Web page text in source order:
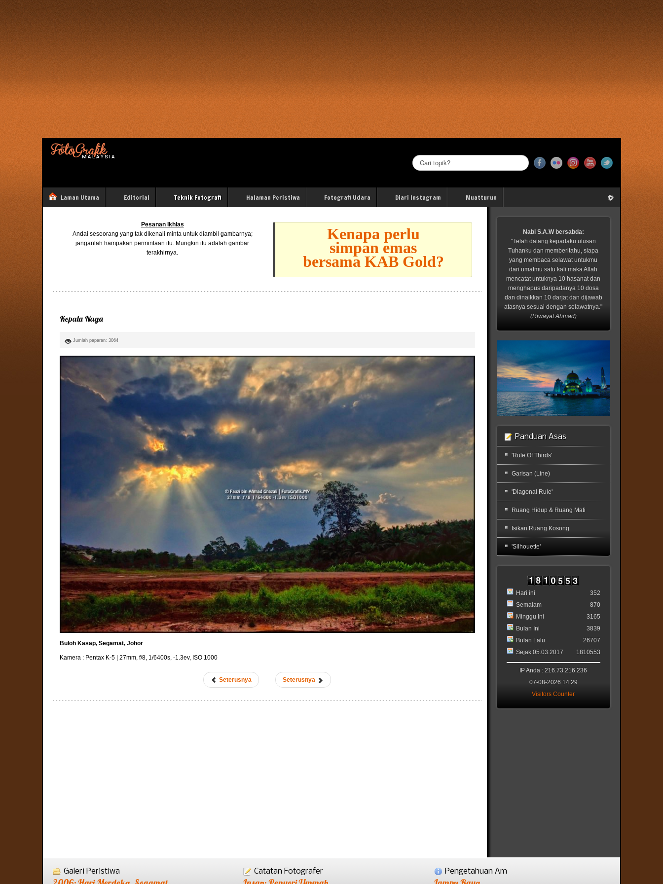
Cari...
Laman Utama Editorial Teknik Fotografi Halaman Peristiwa Fotografi Udara Diari Instagram Muatturun
Pesanan Ikhlas
Andai seseorang yang tak dikenali minta untuk diambil gambarnya;
janganlah hampakan permintaan itu. Mungkin itu adalah gambar
terakhirnya.
Kenapa perlu
simpan emas
bersama KAB Gold?
Kepala Naga
Jumlah paparan: 3064
Buloh Kasap, Segamat, Johor
Kamera : Pentax K-5 | 27mm, f/8, 1/6400s, -1.3ev, ISO 1000
Seterusnya Seterusnya
Nabi S.A.W bersabda:
"Telah datang kepadaku utusan
Tuhanku dan memberitahu, siapa
yang membaca selawat untukmu
dari umatmu satu kali maka Allah
mencatat untuknya 10 hasanat dan
menghapus daripadanya 10 dosa
dan dinaikkan 10 darjat dan dijawab
atasnya sesuai dengan selawatnya."
(Riwayat Ahmad)
Panduan Asas
'Rule Of Thirds'
Garisan (Line)
'Diagonal Rule'
Ruang Hidup & Ruang Mati
Isikan Ruang Kosong
'Silhouette'
Hari ini
Semalam
Minggu Ini
Bulan Ini
Bulan Lalu
Sejak 05.03.2017
352
870
3165
3839
26707
1810553
IP Anda : 216.73.216.236
07-08-2026 14:29
Visitors Counter
Galeri Peristiwa Catatan Fotografer Pengetahuan Am